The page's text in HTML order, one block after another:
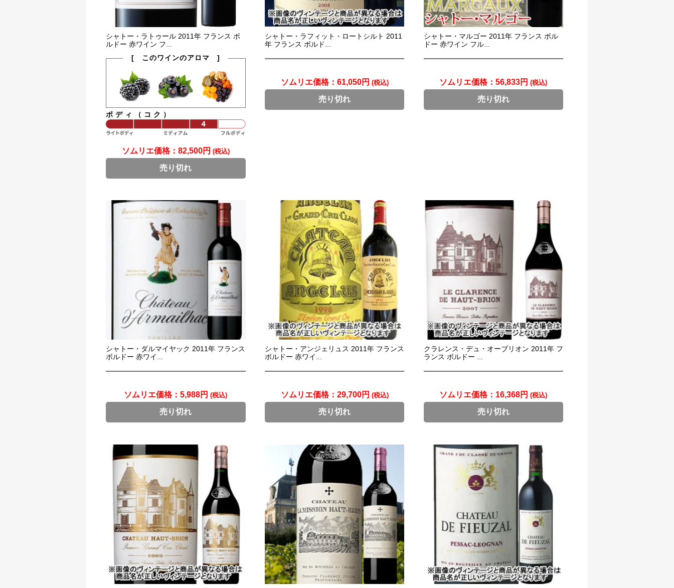
シャトー・ラトゥール 2011年 フランス ボ
ルドー 赤ワイン フ...
[ このワインのアロマ ]
ボディ（コク）
ソムリエ価格： 82,500円 (税込)
売り切れ
シャトー・ラフィット・ロートシルト 2011
年 フランス ボルド...
ソムリエ価格： 61,050円 (税込)
売り切れ
シャトー・マルゴー 2011年 フランス ボル
ドー 赤ワイン フル...
ソムリエ価格：56,833円 (税込)
売り切れ
シャトー・ダルマイヤック 2011年 フランス
ボルドー 赤ワイ...
ソムリエ価格：5,988円 (税込)
売り切れ
シャトー・アンジェリュス 2011年 フランス
ボルドー 赤ワイ...
ソムリエ価格： 29,700円 (税込)
売り切れ
クラレンス・デュ・オーブリオン 2011年 フ
ランス ボルドー ...
ソムリエ価格： 16,368円 (税込)
売り切れ